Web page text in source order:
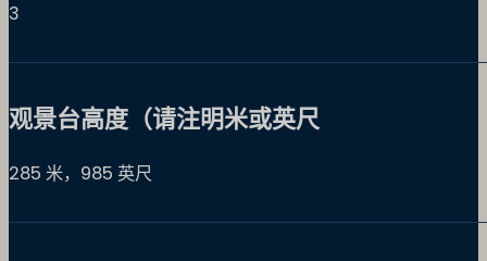
3
观景台高度（请注明米或英尺
285 米，985 英尺